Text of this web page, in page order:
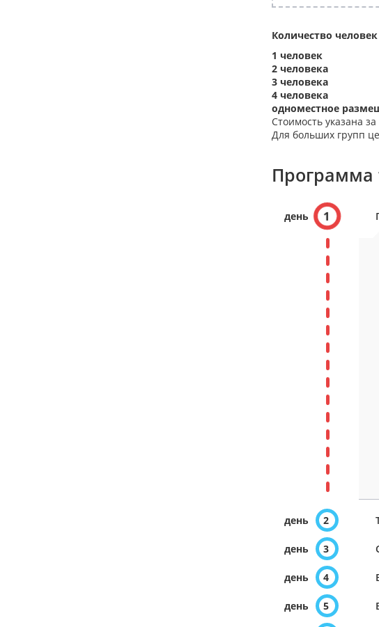
Количество человек
1 человек
2 человека
3 человека
4 человека
одноместное
Стоимость указана
Для больших групп
Программа
день 1
день 2
день 3
день 4
день 5